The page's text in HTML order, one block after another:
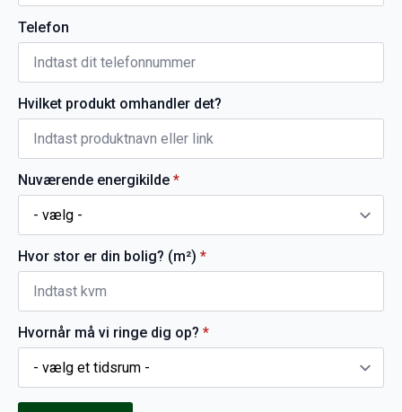
Telefon
Hvilket produkt omhandler det?
Nuværende energikilde *
Hvor stor er din bolig? (m²) *
Hvornår må vi ringe dig op? *